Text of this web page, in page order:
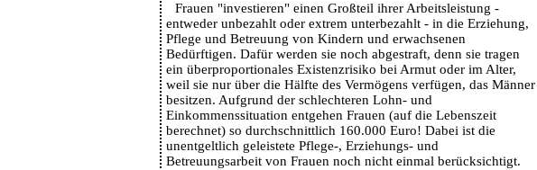
Frauen "investieren" einen Großteil ihrer Arbeitsleistung -
entweder unbezahlt oder extrem unterbezahlt - in die Erziehung,
Pflege und Betreuung von Kindern und erwachsenen
Bedürftigen. Dafür werden sie noch abgestraft, denn sie tragen
ein überproportionales Existenzrisiko bei Armut oder im Alter,
weil sie nur über die Hälfte des Vermögens verfügen, das Männer
besitzen. Aufgrund der schlechteren Lohn- und
Einkommenssituation entgehen Frauen (auf die Lebenszeit
berechnet) so durchschnittlich 160.000 Euro! Dabei ist die
unentgeltlich geleistete Pflege-, Erziehungs- und
Betreuungsarbeit von Frauen noch nicht einmal berücksichtigt.